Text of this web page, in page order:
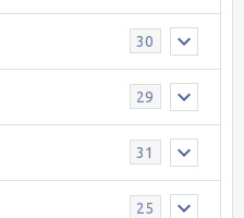
30
29
31
25